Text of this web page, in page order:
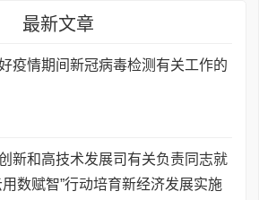
最新文章
疫情期间新冠病毒检测有关工作的
新和高技术发展司有关负责同志就
用数赋智”行动培育新经济发展实施